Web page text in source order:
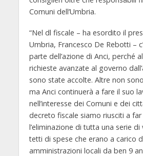
Comuni dell’Umbria.
“Nel dl fiscale – ha esordito il
Umbria, Francesco De Rebotti –
parte dell’azione di Anci, perché
richieste avanzate al governo
sono state accolte. Altre non
ma Anci continuerà a fare il suo
nell’interesse dei Comuni e dei
decreto fiscale siamo riusciti a far
l’eliminazione di tutta una serie
tetti di spese che erano a carico
amministrazioni locali da ben 9